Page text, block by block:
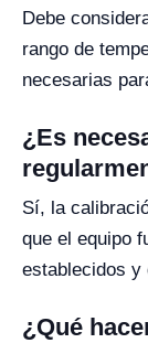
Debe
rango de
necesarias
¿Es
Sí, la
que el equipo
establecidos y
¿Qué